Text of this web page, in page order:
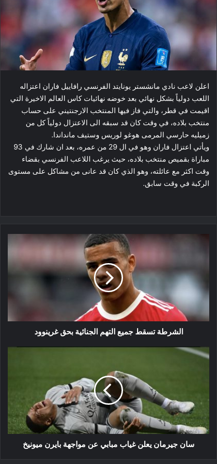
اعلن لاعب نادي ​مانشستر يونايتد​ الفرنسي ​رافاييل فاران​ اعتزاله
اللعب دولياً بشكل نهائي بعد خوضه نهائيات كاس العالم الاخيرة التي
اقيمت في قطر، والتي فاز فيها المنتخب الارجنتيني على حساب
منتخب بلاده، في وقت كان قد سبقه الى الاعتزال دولياً كل من
زميليه حارسي المرمى هوغو لوريس وستيف مانداندا.
ويأتي اعتزال فاران وهو في ال 29 من عمره، بعد ان شارك في 93
مباراة بقميص منتخب بلاده، حيث يرغب اللاعب الفرنسي بقضاء
وقت اكثر مع عائلته، وهو الذي كان قد عانى من مشاكل على مستوى
الركبة في وقت سابق.
الجنائية
بحق
غرينوود
الشرطة تسقط جميع التهم الجنائية بحق غرينوود
سان
جيرمان
عن
مواجهة
بايرن
ميونيخ
سان جيرمان يعلن غياب مبابي عن مواجهة بايرن ميونيخ